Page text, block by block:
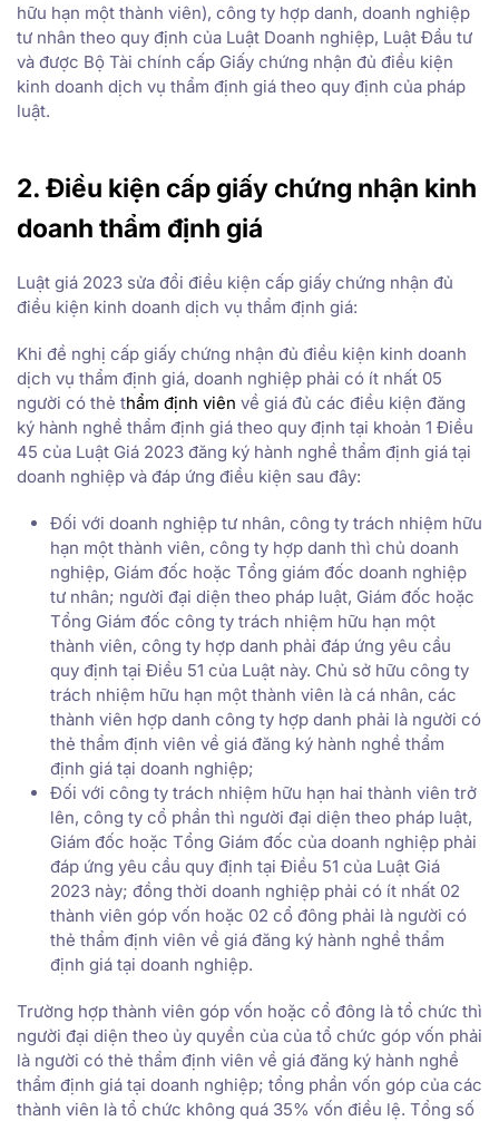
hữu hạn một thành viên), công ty hợp danh, doanh nghiệp
tư nhân theo quy định của Luật Doanh nghiệp, Luật Đầu tư
và được Bộ Tài chính cấp Giấy chứng nhận đủ điều kiện
kinh doanh dịch vụ thẩm định giá theo quy định của pháp
luật.
2. Điều kiện cấp giấy chứng nhận kinh
doanh thẩm định giá
Luật giá 2023 sửa đổi điều kiện cấp giấy chứng nhận đủ
điều kiện kinh doanh dịch vụ thẩm định giá:
Khi đề nghị cấp giấy chứng nhận đủ điều kiện kinh doanh
dịch vụ thẩm định giá, doanh nghiệp phải có ít nhất 05
người có thẻ thẩm định viên về giá đủ các điều kiện đăng
ký hành nghề thẩm định giá theo quy định tại khoản 1 Điều
45 của Luật Giá 2023 đăng ký hành nghề thẩm định giá tại
doanh nghiệp và đáp ứng điều kiện sau đây:
Đối với doanh nghiệp tư nhân, công ty trách nhiệm hữu
hạn một thành viên, công ty hợp danh thì chủ doanh
nghiệp, Giám đốc hoặc Tổng giám đốc doanh nghiệp
tư nhân; người đại diện theo pháp luật, Giám đốc hoặc
Tổng Giám đốc công ty trách nhiệm hữu hạn một
thành viên, công ty hợp danh phải đáp ứng yêu cầu
quy định tại Điều 51 của Luật này. Chủ sở hữu công ty
trách nhiệm hữu hạn một thành viên là cá nhân, các
thành viên hợp danh công ty hợp danh phải là người có
thẻ thẩm định viên về giá đăng ký hành nghề thẩm
định giá tại doanh nghiệp;
Đối với công ty trách nhiệm hữu hạn hai thành viên trở
lên, công ty cổ phần thì người đại diện theo pháp luật,
Giám đốc hoặc Tổng Giám đốc của doanh nghiệp phải
đáp ứng yêu cầu quy định tại Điều 51 của Luật Giá
2023 này; đồng thời doanh nghiệp phải có ít nhất 02
thành viên góp vốn hoặc 02 cổ đông phải là người có
thẻ thẩm định viên về giá đăng ký hành nghề thẩm
định giá tại doanh nghiệp.
Trường hợp thành viên góp vốn hoặc cổ đông là tổ chức thì
người đại diện theo ủy quyền của của tổ chức góp vốn phải
là người có thẻ thẩm định viên về giá đăng ký hành nghề
thẩm định giá tại doanh nghiệp; tổng phần vốn góp của các
thành viên là tổ chức không quá 35% vốn điều lệ. Tổng số